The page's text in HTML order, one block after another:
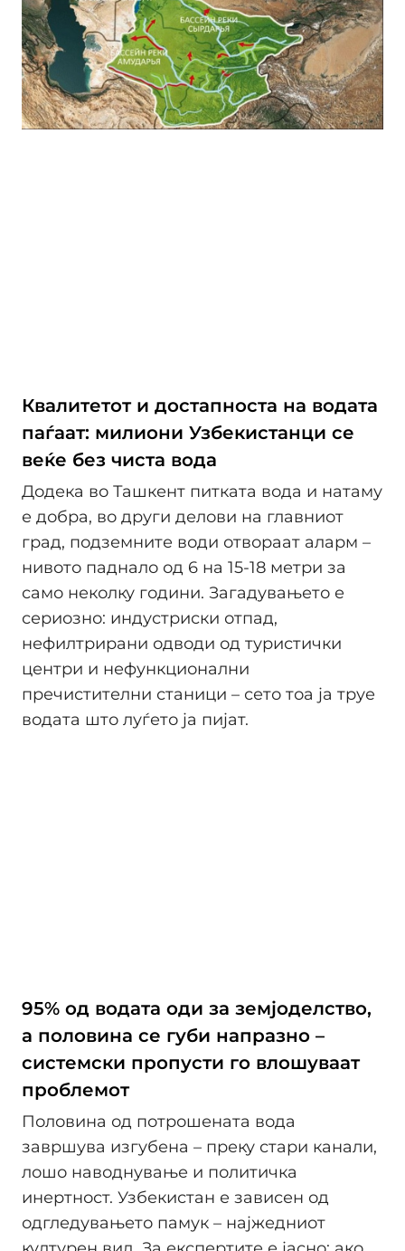
Квалитетот и достапноста на водата
паѓаат: милиони Узбекистанци се
веќе без чиста вода
Додека во Ташкент питката вода и натаму
е добра, во други делови на главниот
град, подземните води отвораат аларм –
нивото паднало од 6 на 15-18 метри за
само неколку години. Загадувањето е
сериозно: индустриски отпад,
нефилтрирани одводи од туристички
центри и нефункционални
пречистителни станици – сето тоа ја труе
водата што луѓето ја пијат.
95% од водата оди за земјоделство,
а половина се губи напразно –
системски пропусти го влошуваат
проблемот
Половина од потрошената вода
завршува изгубена – преку стари канали,
лошо наводнување и политичка
инертност. Узбекистан е зависен од
одгледувањето памук – најжедниот